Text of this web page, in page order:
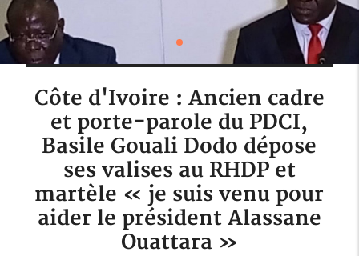
Côte d'Ivoire : Ancien cadre
et porte-parole du PDCI,
Basile Gouali Dodo dépose
ses valises au RHDP et
martèle « je suis venu pour
aider le président Alassane
Ouattara »